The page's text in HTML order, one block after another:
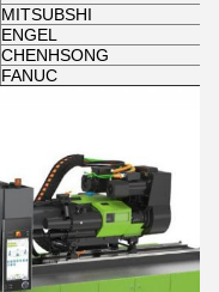
MITSUBSHI
ENGEL
CHENHSONG
FANUC